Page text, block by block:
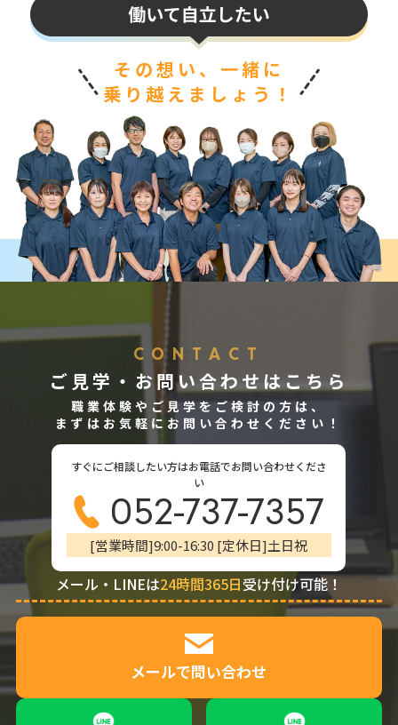
その想い、一緒に
乗り越えましょう！
CONTACT
ご見学・お問い合わせはこちら
職業体験やご見学をご検討の方は、
まずはお気軽にお問い合わせください！
すぐにご相談したい方はお電話でお問い合わせくださ
い
052-737-7357
[営業時間]9:00-16:30 [定休日]土日祝
メール・LINEは24時間365日受け付け可能！
メールで問い合わせ